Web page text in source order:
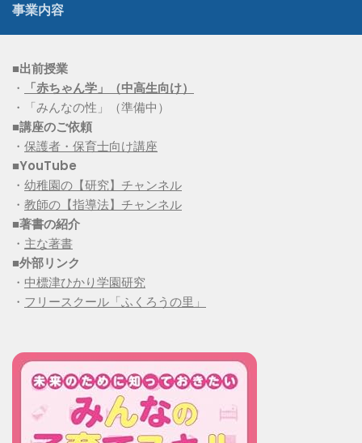
事業内容
■出前授業
・
「赤ちゃん学」（中高生向け）
・「みんなの性」（準備中）
■講座のご依頼
・ 保護者・保育士向け講座
■YouTube
・ 幼稚園の【研究】チャンネル
・ 教師の【指導法】チャンネル
■著書の紹介
・ 主な著書
■外部リンク
・ 中標津ひかり学園研究
・ フリースクール「ふくろうの里」